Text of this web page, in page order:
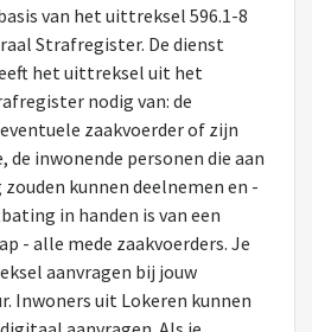
van het uittreksel 596.1-8
Strafregister. De dienst
het uittreksel uit het
nodig van: de
zaakvoerder of zijn
de inwonende personen die aan
kunnen deelnemen en -
in handen is van een
- alle mede zaakvoerders. Je
aanvragen bij jouw
Inwoners uit Lokeren kunnen